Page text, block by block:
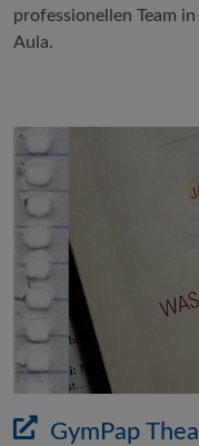
professionellen Team
Aula.
GymPap